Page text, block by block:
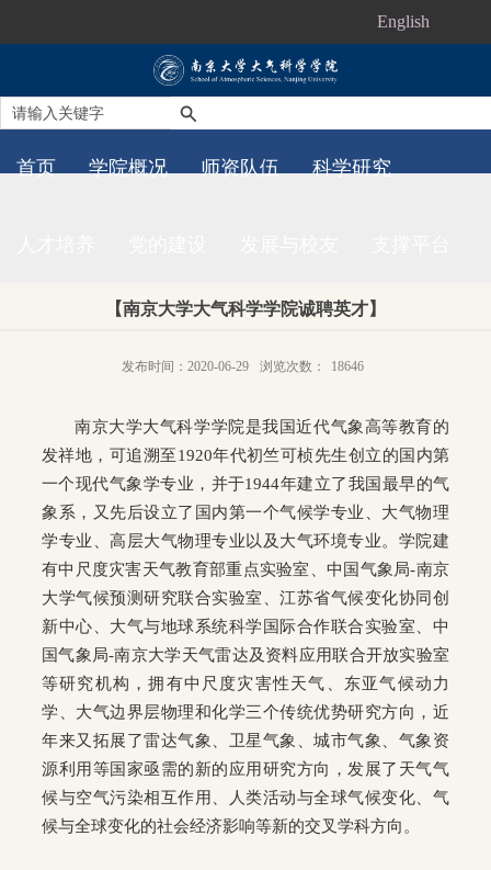
English
首页 学院概况 师资队伍 科学研究
【南京大学大气科学学院诚聘英才】
发布时间：2020-06-29 浏览次数： 18646
南京大学大气科学学院是我国近代气象高等教育的
发祥地，可追溯至1920年代初竺可桢先生创立的国内第
一个现代气象学专业，并于1944年建立了我国最早的气
象系，又先后设立了国内第一个气候学专业、大气物理
学专业、高层大气物理专业以及大气环境专业。学院建
有中尺度灾害天气教育部重点实验室、中国气象局-南京
大学气候预测研究联合实验室、江苏省气候变化协同创
新中心、大气与地球系统科学国际合作联合实验室、中
国气象局-南京大学天气雷达及资料应用联合开放实验室
等研究机构，拥有中尺度灾害性天气、东亚气候动力
学、大气边界层物理和化学三个传统优势研究方向，近
年来又拓展了雷达气象、卫星气象、城市气象、气象资
源利用等国家亟需的新的应用研究方向，发展了天气气
候与空气污染相互作用、人类活动与全球气候变化、气
候与全球变化的社会经济影响等新的交叉学科方向。